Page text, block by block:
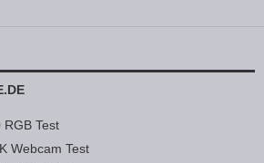
Test
Webcam Test